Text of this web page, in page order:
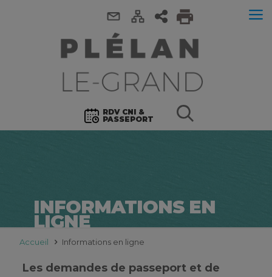
RDV CNI &
PASSEPORT
INFORMATIONS EN
LIGNE
Accueil Informations en ligne
Les demandes de passeport et de